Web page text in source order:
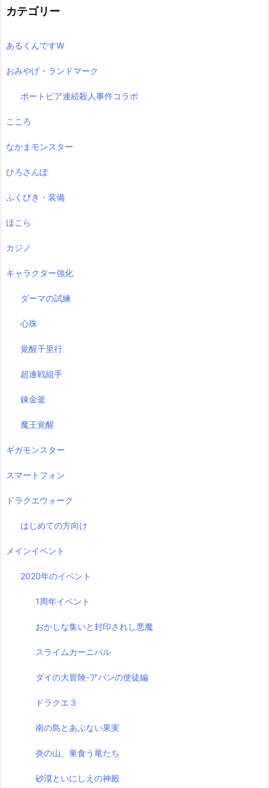
カテゴリー
あるくんですW
おみやげ・ランドマーク
ポートピア連続殺人事件コラボ
こころ
なかまモンスター
ひろさんぽ
ふくびき・装備
ほこら
カジノ
キャラクター強化
ダーマの試練
心珠
覚醒千里行
超連戦組手
錬金釜
魔王覚醒
ギガモンスター
スマートフォン
ドラクエウォーク
はじめての方向け
メインイベント
2020年のイベント
1周年イベント
おかしな集いと封印されし悪魔
スライムカーニバル
ダイの大冒険-アバンの使徒編
ドラクエ３
南の島とあぶない果実
炎の山、巣食う竜たち
砂漠といにしえの神殿